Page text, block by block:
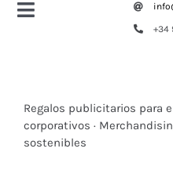
Toggle
Tazas y botellas
+34
Regalos publicitarios para
corporativos ·
sostenibles